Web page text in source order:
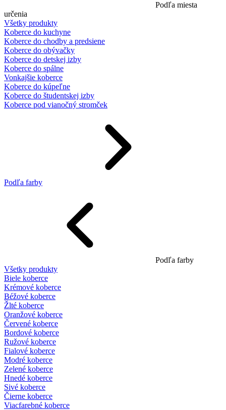
Podľa miesta
určenia
Všetky produkty
Koberce do kuchyne
Koberce do chodby a predsiene
Koberce do obývačky
Koberce do detskej izby
Koberce do spálne
Vonkajšie koberce
Koberce do kúpeľne
Koberce do študentskej izby
Koberce pod vianočný stromček
Podľa farby
Podľa farby
Všetky produkty
Biele koberce
Krémové koberce
Béžové koberce
Žlté koberce
Oranžové koberce
Červené koberce
Bordové koberce
Ružové koberce
Fialové koberce
Modré koberce
Zelené koberce
Hnedé koberce
Sivé koberce
Čierne koberce
Viacfarebné koberce